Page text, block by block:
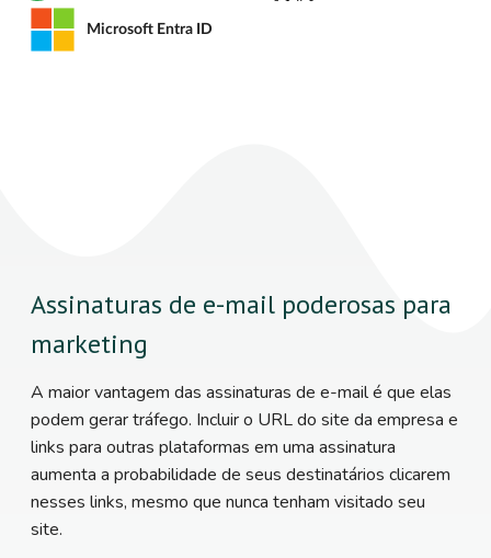
Microsoft Entra ID
Assinaturas de e-mail poderosas para
marketing
A maior vantagem das assinaturas de e-mail é que elas
podem gerar tráfego. Incluir o URL do site da empresa e
links para outras plataformas em uma assinatura
aumenta a probabilidade de seus destinatários clicarem
nesses links, mesmo que nunca tenham visitado seu
site.